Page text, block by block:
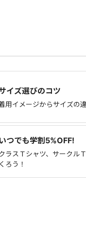
イズ選びのコツ
用イメージからサイズの
つでも学割5%OFF!
ラスＴシャツ、サークル
くろう！